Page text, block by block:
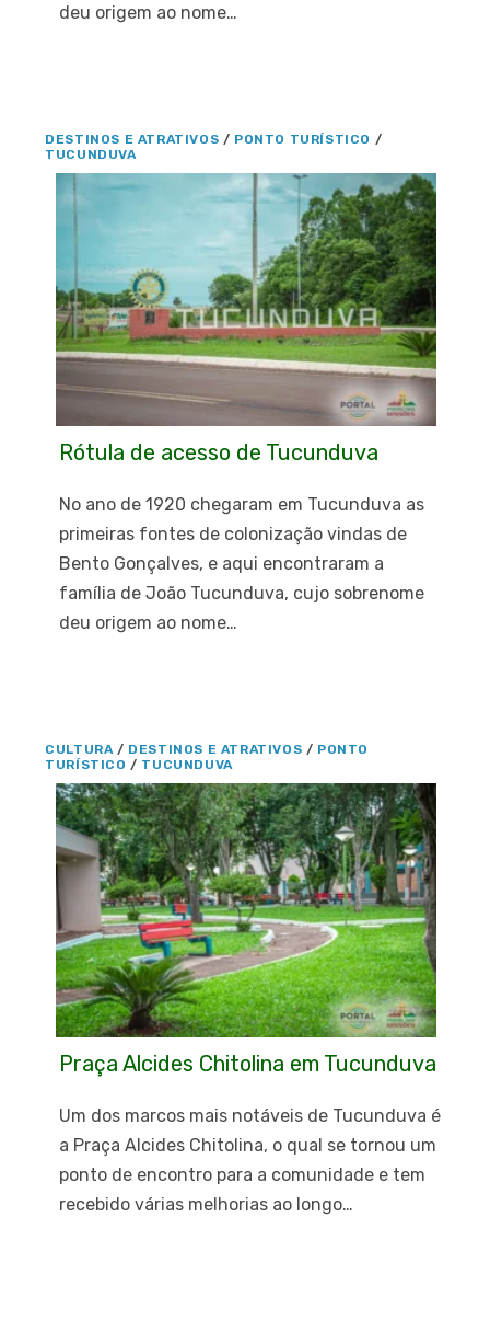
deu origem ao nome…
DESTINOS E ATRATIVOS / PONTO TURÍSTICO /
TUCUNDUVA
Rótula de acesso de Tucunduva
No ano de 1920 chegaram em Tucunduva as
primeiras fontes de colonização vindas de
Bento Gonçalves, e aqui encontraram a
família de João Tucunduva, cujo sobrenome
deu origem ao nome…
CULTURA/ DESTINOS E ATRATIVOS / PONTO
TURÍSTICO / TUCUNDUVA
Praça Alcides Chitolina em Tucunduva
Um dos marcos mais notáveis de Tucunduva é
a Praça Alcides Chitolina, o qual se tornou um
ponto de encontro para a comunidade e tem
recebido várias melhorias ao longo…